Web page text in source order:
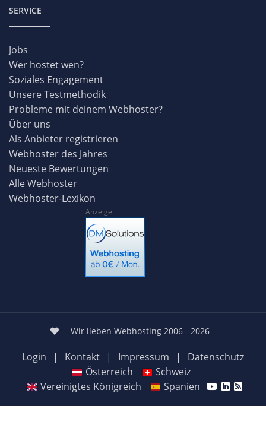
SERVICE
Jobs
Wer hostet wen?
Soziales Engagement
Unsere Testmethodik
Probleme mit deinem Webhoster?
Über uns
Als Anbieter registrieren
Webhoster des Jahres
Neueste Bewertungen
Alle Webhoster
Webhoster-Lexikon
Anzeige
Wir lieben Webhosting 2006 - 2026
Login | Kontakt | Impressum |
Datenschutz
Österreich
Schweiz
Vereinigtes Königreich
Spanien